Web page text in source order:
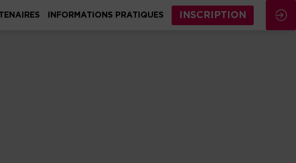
INFORMATIONS PRATIQUES INSCRIPTION